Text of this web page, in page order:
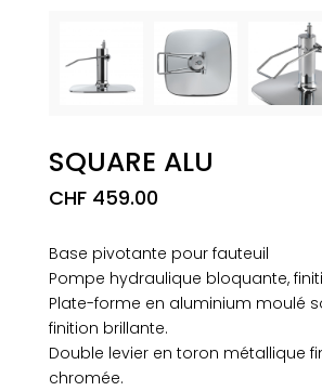
SQUARE ALU
CHF459.00
Base pivotante pour fauteuil
Pompe hydraulique bloquante,
Plate-forme en aluminium moulé
finition brillante.
Double levier en toron métallique
chromée.